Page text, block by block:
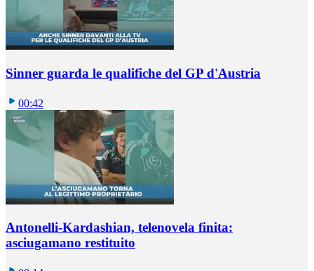
Sinner guarda le qualifiche del GP d'Austria
00:42
Antonelli-Kardashian, telenovela finita:
asciugamano restituito